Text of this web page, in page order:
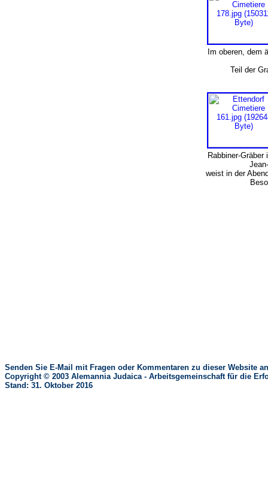
Im oberen, dem
Teil der
Rabbiner-
weist in der
Senden Sie E-Mail mit Fragen oder Kommentaren zu dieser Website
Copyright © 2003 Alemannia Judaica - Arbeitsgemeinschaft für die
Stand: 31. Oktober 2016